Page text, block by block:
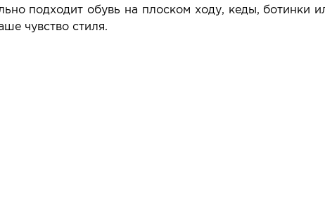
подходит обувь на плоском ходу, кеды, ботинки
чувство стиля.